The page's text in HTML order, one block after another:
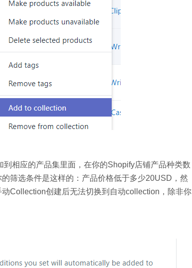
相应的产品集里面，在你的Shopify店铺产品种类数
筛选条件是这样的：产品价格低于多少20USD，然
Collection创建后无法切换到自动collection，除非你